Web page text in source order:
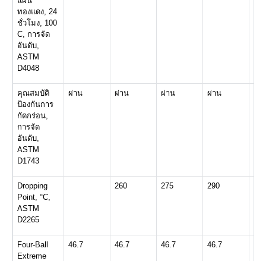
ทองแดง, 24
ชั่วโมง, 100
C, การจัด
อันดับ,
ASTM
D4048
คุณสมบัติ
ป้องกันการ
กัดกร่อน,
การจัด
อันดับ,
ASTM
D1743
ผ่าน ผ่าน ผ่าน ผ่าน
Dropping
Point, °C,
ASTM
D2265
260 275 290
Four-Ball
Extreme
46.7 46.7 46.7 46.7